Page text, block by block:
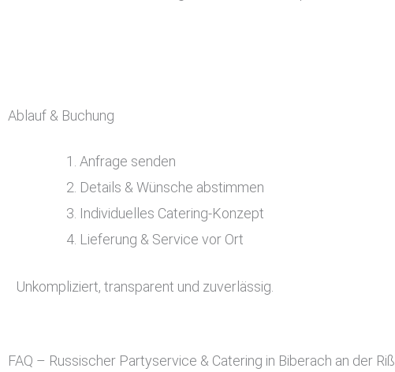
Ablauf & Buchung
Anfrage senden
Details & Wünsche abstimmen
Individuelles Catering-Konzept
Lieferung & Service vor Ort
Unkompliziert, transparent und zuverlässig.
FAQ – Russischer Partyservice & Catering in Biberach an der Riß